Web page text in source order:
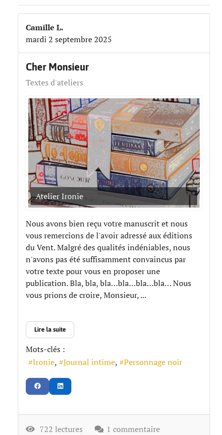
Camille L.
mardi 2 septembre 2025
Cher Monsieur
Textes d'ateliers
Atelier Ironie
Nous avons bien reçu votre manuscrit et nous
vous remercions de l'avoir adressé aux éditions
du Vent. Malgré des qualités indéniables, nous
n'avons pas été suffisamment convaincus par
votre texte pour vous en proposer une
publication. Bla, bla, bla…bla…bla…bla… Nous
vous prions de croire, Monsieur, ...
Lire la suite
Mots-clés :
Ironie
Journal intime Personnage noir
722 lectures 1 commentaire